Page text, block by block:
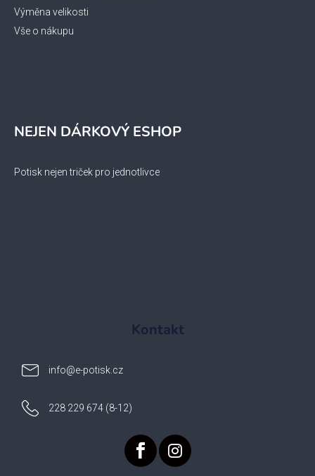
Výměna velikosti
Vše o nákupu
NEJEN DÁRKOVÝ ESHOP
Potisk nejen triček pro jednotlivce
Kontakt
info@e-potisk.cz
228 229 674 (8-12)